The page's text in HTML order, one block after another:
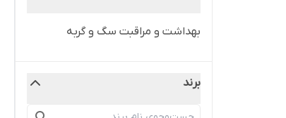
بهداشت و مراقبت سگ و گربه
برند